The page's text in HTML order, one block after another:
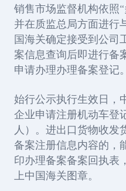
销售市场监督机构依照
并在质监总局方面进行
国海关确定接受到公司
案信息查询后即进行备
申请办理办理备案登记。
始行公示执行生效日，
企业申请注册机动车登
人）。进出口货物收发
备案注册信息内容的，
印办理备案备案回执表
上中国海关图章。